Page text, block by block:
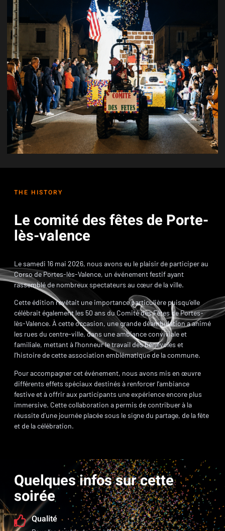
THE HISTORY
Le comité des fêtes de Porte-
lès-valence
Le samedi 16 mai 2026, nous avons eu le plaisir de participer au
Corso de Portes-lès-Valence, un événement festif ayant
rassemblé de nombreux spectateurs au cœur de la ville.
Cette édition revêtait une importance particulière puisqu’elle
célébrait également les 50 ans du Comité des Fêtes de Portes-
lès-Valence. À cette occasion, une grande déambulation a animé
les rues du centre-ville, dans une ambiance conviviale et
familiale, mettant à l’honneur le travail des bénévoles et
l’histoire de cette association emblématique de la commune.
Pour accompagner cet événement, nous avons mis en œuvre
différents effets spéciaux destinés à renforcer l’ambiance
festive et à offrir aux participants une expérience encore plus
immersive. Cette collaboration a permis de contribuer à la
réussite d’une journée placée sous le signe du partage, de la fête
et de la célébration.
Quelques infos sur cette
soirée
Qualité